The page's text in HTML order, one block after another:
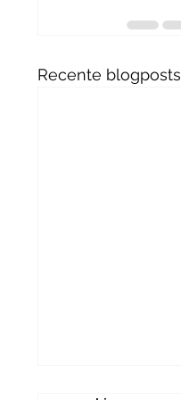
Recente blogposts